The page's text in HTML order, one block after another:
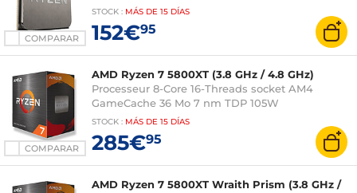
COMPARAR
sin sistema de refrigeración (versión en bandeja
- 3 años de garantía del fabricante)
STOCK : MÁS DE 15 DÍAS
152€95
COMPARAR
AMD Ryzen 7 5800XT (3.8 GHz / 4.8 GHz)
Processeur 8-Core 16-Threads socket AM4
GameCache 36 Mo 7 nm TDP 105W
(versi&oacute;n en caja sin ventilador -
garant&iacute;a del fabricante 3 a&ntilde;os)
STOCK : MÁS DE 15 DÍAS
285€95
AMD Ryzen 7 5800XT Wraith Prism (3.8 GHz /